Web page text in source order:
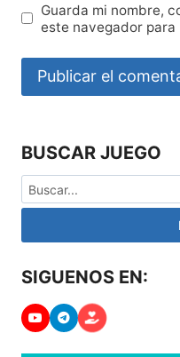
Guarda mi nombre,
este navegador para
BUSCAR JUEGO
SIGUENOS EN: